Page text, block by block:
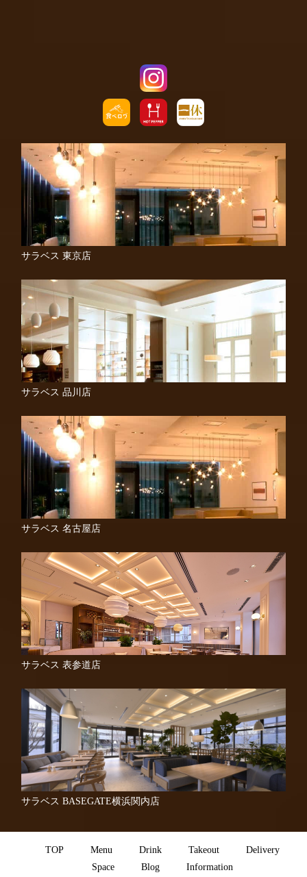
サラベス 東京店
サラベス 品川店
サラベス 名古屋店
サラベス 表参道店
サラベス BASEGATE横浜関内店
TOP Menu Drink Takeout
Delivery
Space
Blog Information